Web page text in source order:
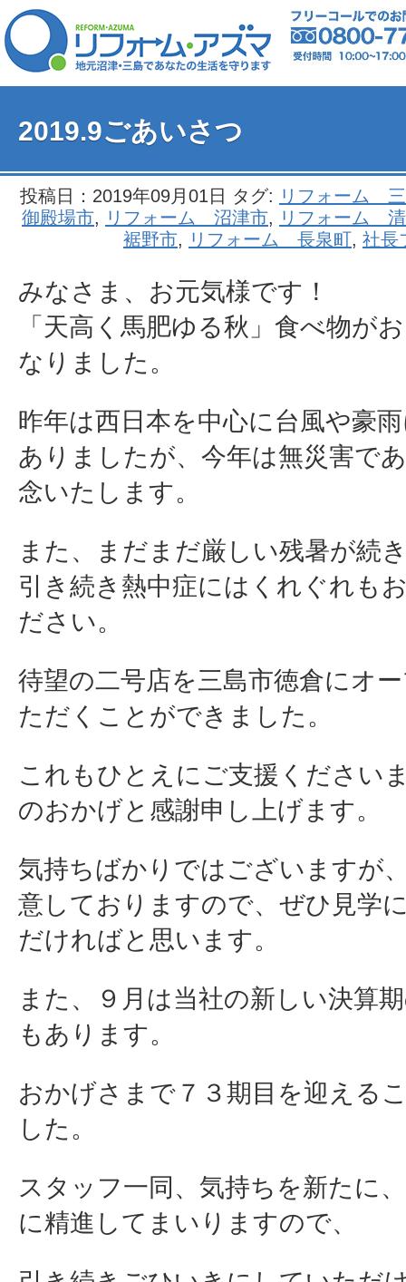
2019.9ごあいさつ
投稿日：2019年09月01日 タグ: リフォーム
御殿場市, リフォーム 沼津市, リフォーム
裾野市, リフォーム 長泉町, 社長
みなさま、お元気様です！
「天高く馬肥ゆる秋」食べ物が
なりました。
昨年は西日本を中心に台風や豪
ありましたが、今年は無災害で
念いたします。
また、まだまだ厳しい残暑が続
引き続き熱中症にはくれぐれも
ださい。
待望の二号店を三島市徳倉にオ
ただくことができました。
これもひとえにご支援ください
のおかげと感謝申し上げます。
気持ちばかりではございますが
意しておりますので、ぜひ見学
だければと思います。
また、９月は当社の新しい決算
もあります。
おかげさまで７３期目を迎える
した。
スタッフ一同、気持ちを新たに
に精進してまいりますので、